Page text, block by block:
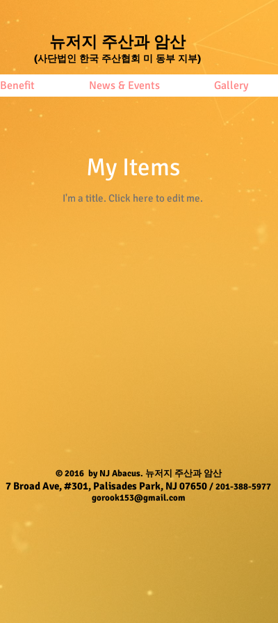
뉴저지 주산과 암산
​(사단법인 한국 주산협회 미 동부 지부)
Benefit News & Events Gallery
My Items
I'm a title. ​Click here to edit me.
© 2016 by NJ Abacus. 뉴저지 주산과 암산
7 Broad Ave, #301, Palisades Park, NJ 07650/ 201-388-5977
gorook153@gmail.com